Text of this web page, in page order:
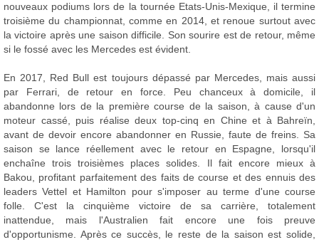
nouveaux podiums lors de la tournée Etats-Unis-Mexique, il termine
troisième du championnat, comme en 2014, et renoue surtout avec
la victoire après une saison difficile. Son sourire est de retour, même
si le fossé avec les Mercedes est évident.
En 2017, Red Bull est toujours dépassé par Mercedes, mais aussi
par Ferrari, de retour en force. Peu chanceux à domicile, il
abandonne lors de la première course de la saison, à cause d'un
moteur cassé, puis réalise deux top-cinq en Chine et à Bahreïn,
avant de devoir encore abandonner en Russie, faute de freins. Sa
saison se lance réellement avec le retour en Espagne, lorsqu'il
enchaîne trois troisièmes places solides. Il fait encore mieux à
Bakou, profitant parfaitement des faits de course et des ennuis des
leaders Vettel et Hamilton pour s'imposer au terme d'une course
folle. C'est la cinquième victoire de sa carrière, totalement
inattendue, mais l'Australien fait encore une fois preuve
d'opportunisme. Après ce succès, le reste de la saison est solide,